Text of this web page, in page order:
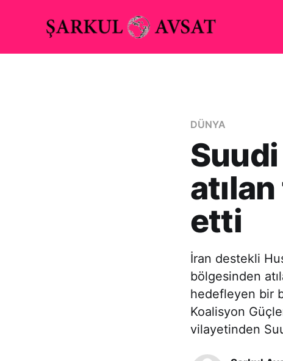
DÜNYA
etti
İran destekli
bölgesinden
hedefleyen bir
Koalisyon
vilayetinden